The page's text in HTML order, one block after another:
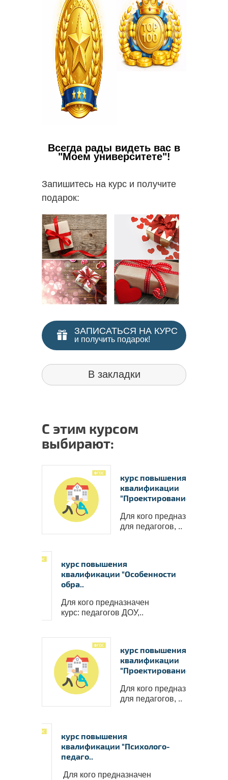
Всегда рады видеть вас в
"Моем университете"!
Запишитесь на курс и получите
подарок:
ЗАПИСАТЬСЯ НА КУРС
и получить подарок!
В закладки
С этим курсом
выбирают:
курс повышения
квалификации
"Проектирование о..
Для кого предназначен курс:
для педагогов, ..
курс повышения
квалификации "Особенности
обра..
Для кого предназначен
курс: педагогов ДОУ,..
курс повышения
квалификации
"Проектирование о..
Для кого предназначен курс:
для педагогов, ..
курс повышения
квалификации "Психолого-
педаго..
Для кого предназначен